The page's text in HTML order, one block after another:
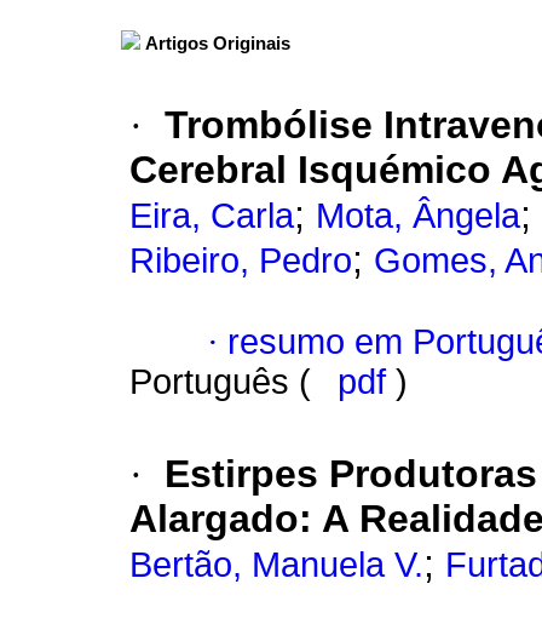
Artigos Originais
· Trombólise
Cerebral Isquémico
Eira, Carla; Mota, Ângela;
Ribeiro, Pedro; Gomes,
· resumo em
Português (
pdf )
·
Estirpes
Alargado: A
Bertão, Manuela V.;